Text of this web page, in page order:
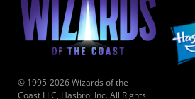
© 1995-2026 Wizards of the
Coast LLC, Hasbro, Inc. All Rights